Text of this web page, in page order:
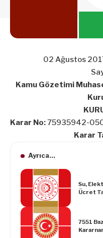
02 Ağustos
Kamu Gözetimi
Karar No:
Karar
Ayrıca...
Su,
Ücret
7551